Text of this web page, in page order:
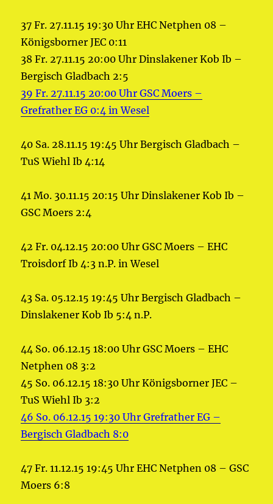
37 Fr. 27.11.15 19:30 Uhr EHC Netphen 08 –
Königsborner JEC 0:11
38 Fr. 27.11.15 20:00 Uhr Dinslakener Kob Ib –
Bergisch Gladbach 2:5
39 Fr. 27.11.15 20:00 Uhr GSC Moers –
Grefrather EG 0:4 in Wesel
40 Sa. 28.11.15 19:45 Uhr Bergisch Gladbach –
TuS Wiehl Ib 4:14
41 Mo. 30.11.15 20:15 Uhr Dinslakener Kob Ib –
GSC Moers 2:4
42 Fr. 04.12.15 20:00 Uhr GSC Moers – EHC
Troisdorf Ib 4:3 n.P. in Wesel
43 Sa. 05.12.15 19:45 Uhr Bergisch Gladbach –
Dinslakener Kob Ib 5:4 n.P.
44 So. 06.12.15 18:00 Uhr GSC Moers – EHC
Netphen 08 3:2
45 So. 06.12.15 18:30 Uhr Königsborner JEC –
TuS Wiehl Ib 3:2
46 So. 06.12.15 19:30 Uhr Grefrather EG –
Bergisch Gladbach 8:0
47 Fr. 11.12.15 19:45 Uhr EHC Netphen 08 – GSC
Moers 6:8